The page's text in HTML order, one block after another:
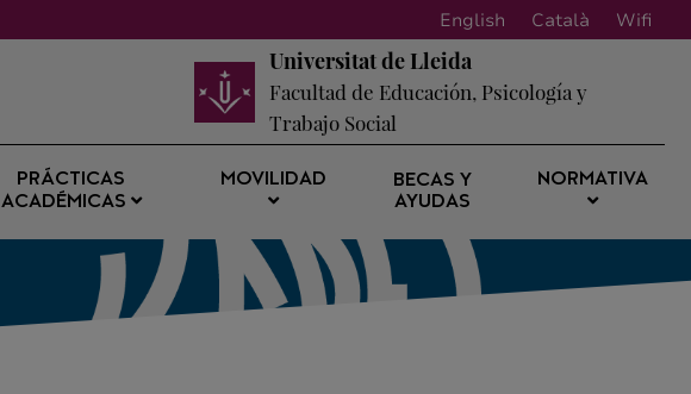
English Català Wifi
Universitat de Lleida
Facultad de Educación, Psicología y
Trabajo Social
PRÁCTICAS
ACADÉMICAS
MOVILIDAD
BECAS Y
AYUDAS
NORMATIVA